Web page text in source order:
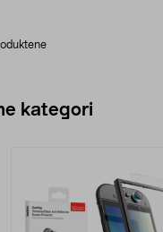
kategori